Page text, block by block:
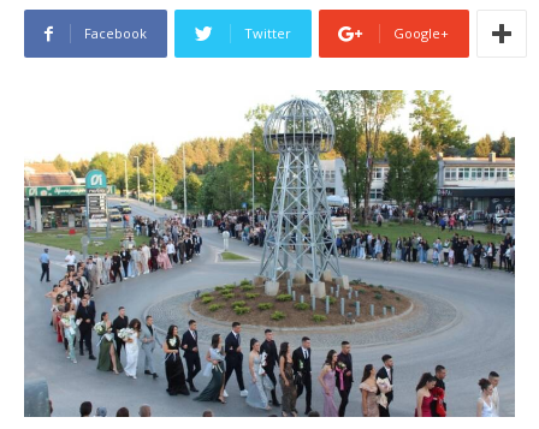
Facebook Twitter Google+